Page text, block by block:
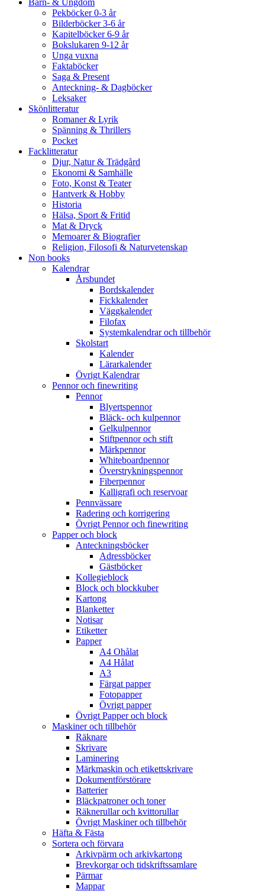
Barn- & Ungdom
Pekböcker 0-3 år
Bilderböcker 3-6 år
Kapitelböcker 6-9 år
Bokslukaren 9-12 år
Unga vuxna
Faktaböcker
Saga & Present
Anteckning- & Dagböcker
Leksaker
Skönlitteratur
Romaner & Lyrik
Spänning & Thrillers
Pocket
Facklitteratur
Djur, Natur & Trädgård
Ekonomi & Samhälle
Foto, Konst & Teater
Hantverk & Hobby
Historia
Hälsa, Sport & Fritid
Mat & Dryck
Memoarer & Biografier
Religion, Filosofi & Naturvetenskap
Non books
Kalendrar
Årsbundet
Bordskalender
Fickkalender
Väggkalender
Filofax
Systemkalendrar och tillbehör
Skolstart
Kalender
Lärarkalender
Övrigt Kalendrar
Pennor och finewriting
Pennor
Blyertspennor
Bläck- och kulpennor
Gelkulpennor
Stiftpennor och stift
Märkpennor
Whiteboardpennor
Överstrykningspennor
Fiberpennor
Kalligrafi och reservoar
Pennvässare
Radering och korrigering
Övrigt Pennor och finewriting
Papper och block
Anteckningsböcker
Adressböcker
Gästböcker
Kollegieblock
Block och blockkuber
Kartong
Blanketter
Notisar
Etiketter
Papper
A4 Ohålat
A4 Hålat
A3
Färgat papper
Fotopapper
Övrigt papper
Övrigt Papper och block
Maskiner och tillbehör
Räknare
Skrivare
Laminering
Märkmaskin och etikettskrivare
Dokumentförstörare
Batterier
Bläckpatroner och toner
Räknerullar och kvittorullar
Övrigt Maskiner och tillbehör
Häfta & Fästa
Sortera och förvara
Arkivpärm och arkivkartong
Brevkorgar och tidskriftssamlare
Pärmar
Mappar